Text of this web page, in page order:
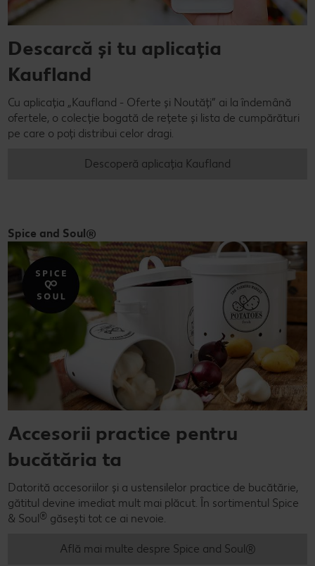
Descarcă și tu aplicația
Kaufland
Cu aplicația „Kaufland - Oferte și Noutăți” ai la îndemână
ofertele, o colecție bogată de rețete și lista de cumpărături
pe care o poți distribui celor dragi.
Descoperă aplicația Kaufland
Spice and Soul®
Accesorii practice pentru
bucătăria ta
Datorită accesoriilor și a ustensilelor practice de bucătărie,
gătitul devine imediat mult mai plăcut. În sortimentul Spice
& Soul® găsești tot ce ai nevoie.
Află mai multe despre Spice and Soul®